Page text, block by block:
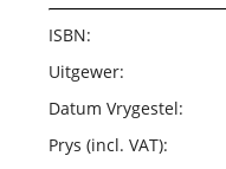
ISBN:
Uitgewer:
Datum Vrygestel:
Prys (incl. VAT):